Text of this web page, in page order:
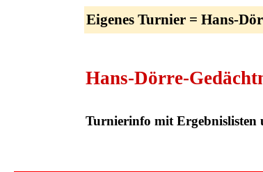
Eigenes Turnier = Hans-
Hans-Dörre-
Turnierinfo mit Ergebnislisten